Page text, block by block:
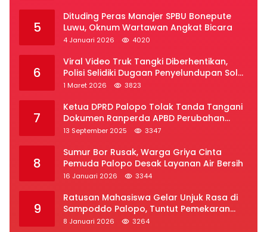
5
Dituding Peras Manajer SPBU Bonepute
Luwu, Oknum Wartawan Angkat Bicara
4 Januari 2026 4020
6
Viral Video Truk Tangki Diberhentikan,
Polisi Selidiki Dugaan Penyelundupan Solar
Subsidi di Palopo
1 Maret 2026 3823
7
Ketua DPRD Palopo Tolak Tanda Tangani
Dokumen Ranperda APBD Perubahan
2025
13 September 2025 3347
8
Sumur Bor Rusak, Warga Griya Cinta
Pemuda Palopo Desak Layanan Air Bersih
16 Januari 2026 3344
9
Ratusan Mahasiswa Gelar Unjuk Rasa di
Sampoddo Palopo, Tuntut Pemekaran
Provinsi Luwu Raya
8 Januari 2026 3264